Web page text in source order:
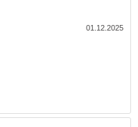
01.12.2025